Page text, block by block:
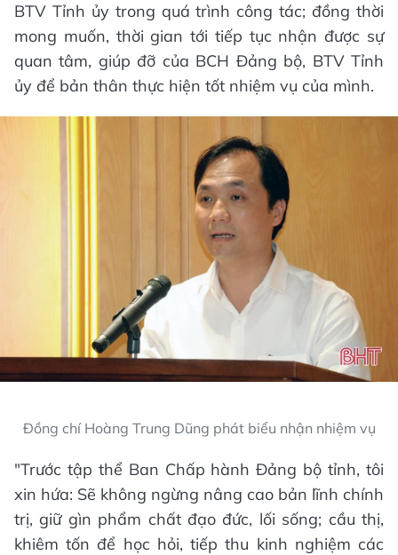
BTV Tỉnh ủy trong quá trình công tác; đồng thời
mong muốn, thời gian tới tiếp tục nhận được sự
quan tâm, giúp đỡ của BCH Đảng bộ, BTV Tỉnh
ủy để bản thân thực hiện tốt nhiệm vụ của mình.
Đồng chí Hoàng Trung Dũng phát biểu nhận nhiệm vụ
"Trước tập thể Ban Chấp hành Đảng bộ tỉnh, tôi
xin hứa: Sẽ không ngừng nâng cao bản lĩnh chính
trị, giữ gìn phẩm chất đạo đức, lối sống; cầu thị,
khiêm tốn để học hỏi, tiếp thu kinh nghiệm các